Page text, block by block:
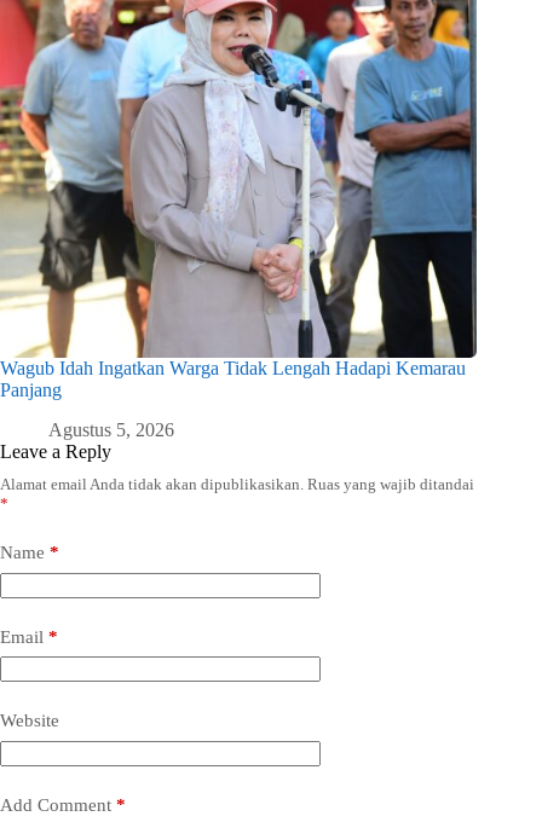
Wagub Idah Ingatkan Warga Tidak Lengah Hadapi Kemarau
Panjang
Agustus 5, 2026
Leave a Reply
Alamat email Anda tidak akan dipublikasikan. Ruas yang wajib ditandai
*
Name *
Email *
Website
Add Comment *